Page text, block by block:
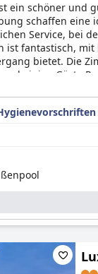
ein schöner und
schaffen eine
Service, bei
ist fantastisch,
bietet. Die
einige Gäste
und